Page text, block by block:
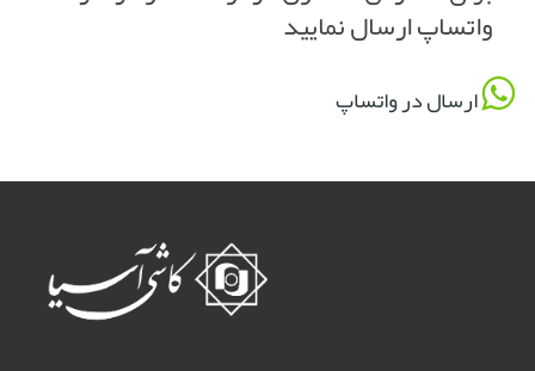
واتساپ ارسال نمایید
ارسال در واتساپ